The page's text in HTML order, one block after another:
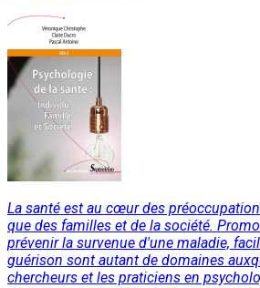
La santé est au cœur des
que des familles et de la société.
prévenir la survenue d'une maladie,
guérison sont autant de domaines
chercheurs et les praticiens en